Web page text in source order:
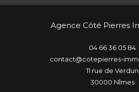
Agence Côté Pierres
04 66 36 05 84
contact@cotepierres-
11 rue de Verdun
30000
nîmes